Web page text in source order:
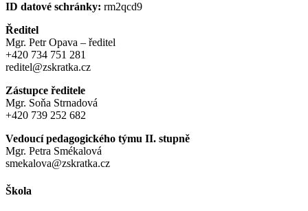
ID datové schránky: rm2qcd9
Ředitel
Mgr. Petr Opava – ředitel
+420 734 751 281
reditel@zskratka.cz
Zástupce ředitele
Mgr. Soňa Strnadová
+420 739 252 682
Vedoucí pedagogického týmu II. stupně
Mgr. Petra Smékalová
smekalova@zskratka.cz
Škola